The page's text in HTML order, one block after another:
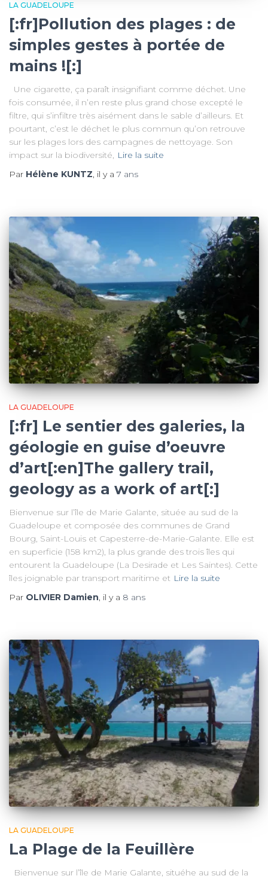
LA GUADELOUPE
[:fr]Pollution des plages : de
simples gestes à portée de
mains ![:]
Une cigarette, ça paraît insignifiant comme déchet. Une
fois consumée, il n’en reste plus grand chose excepté le
filtre, qui s’infiltre très aisément dans le sable d’ailleurs. Et
pourtant, c’est le déchet le plus commun qu’on retrouve
sur les plages lors des campagnes de nettoyage. Son
impact sur la biodiversité, Lire la suite
Par Hélène KUNTZ, il y a 7 ans
LA GUADELOUPE
[:fr] Le sentier des galeries, la
géologie en guise d’oeuvre
d’art[:en]The gallery trail,
geology as a work of art[:]
Bienvenue sur l’île de Marie Galante, située au sud de la
Guadeloupe et composée des communes de Grand
Bourg, Saint-Louis et Capesterre-de-Marie-Galante. Elle est
en superficie (158 km2), la plus grande des trois îles qui
entourent la Guadeloupe (La Desirade et Les Saintes). Cette
îles joignable par transport maritime et Lire la suite
Par OLIVIER Damien, il y a 8 ans
LA GUADELOUPE
La Plage de la Feuillère
Bienvenue sur l’île de Marie Galante, situéhe au sud de la